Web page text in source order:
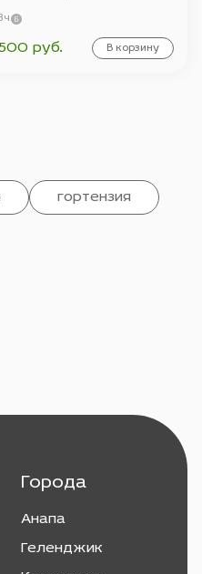
руб. В корзину
гортензия
Города
Анапа
Геленджик